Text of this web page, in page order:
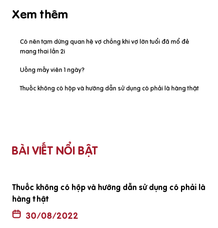
Xem thêm
Có nên tạm dừng quan hệ vợ chồng khi vợ lớn tuổi đã mổ đẻ
mang thai lần 2i
Uống mấy viên 1 ngày?
Thuốc không có hộp và hướng dẫn sử dụng có phải là hàng thật
BÀI VIẾT NỔI BẬT
Thuốc không có hộp và hướng dẫn sử dụng có phải là
hàng thật
30/08/2022